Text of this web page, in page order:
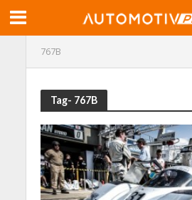
767B
Tag- 767B